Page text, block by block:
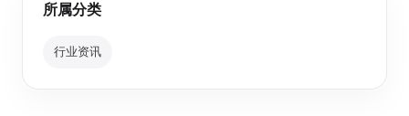
所属分类
行业资讯